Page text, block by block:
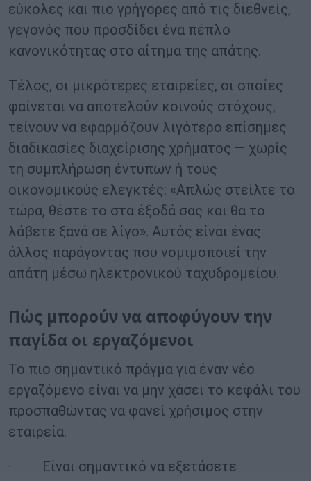
εύκολες και πιο γρήγορες από τις διεθνείς,
γεγονός που προσδίδει ένα πέπλο
κανονικότητας στο αίτημα της απάτης.
Τέλος, οι μικρότερες εταιρείες, οι οποίες
φαίνεται να αποτελούν κοινούς στόχους,
τείνουν να εφαρμόζουν λιγότερο επίσημες
διαδικασίες διαχείρισης χρήματος — χωρίς
τη συμπλήρωση έντυπων ή τους
οικονομικούς ελεγκτές: «Απλώς στείλτε το
τώρα, θέστε το στα έξοδά σας και θα το
λάβετε ξανά σε λίγο». Αυτός είναι ένας
άλλος παράγοντας που νομιμοποιεί την
απάτη μέσω ηλεκτρονικού ταχυδρομείου.
Πώς μπορούν να αποφύγουν την
παγίδα οι εργαζόμενοι
Το πιο σημαντικό πράγμα για έναν νέο
εργαζόμενο είναι να μην χάσει το κεφάλι του
προσπαθώντας να φανεί χρήσιμος στην
εταιρεία.
· Είναι σημαντικό να εξετάσετε